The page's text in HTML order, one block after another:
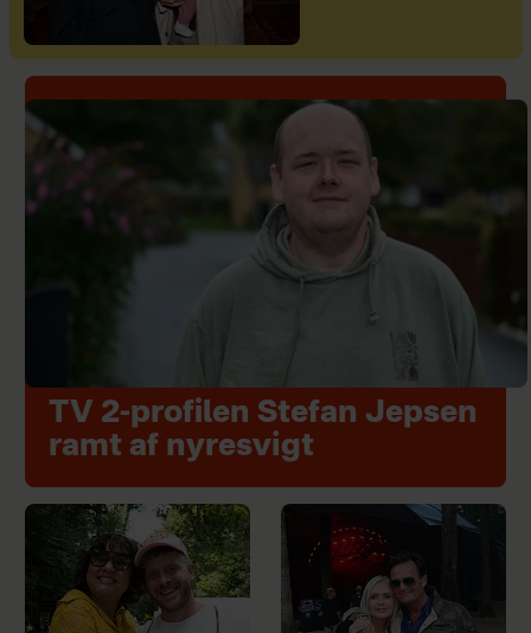
TV 2-profilen Stefan Jepsen
ramt af nyresvigt